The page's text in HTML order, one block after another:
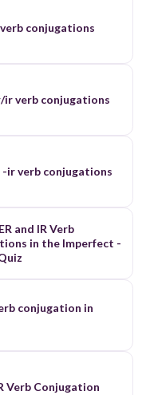
conjugations
ir verb conjugations
-ir verb conjugations
and IR Verb
in the Imperfect -
conjugation in
Verb Conjugation